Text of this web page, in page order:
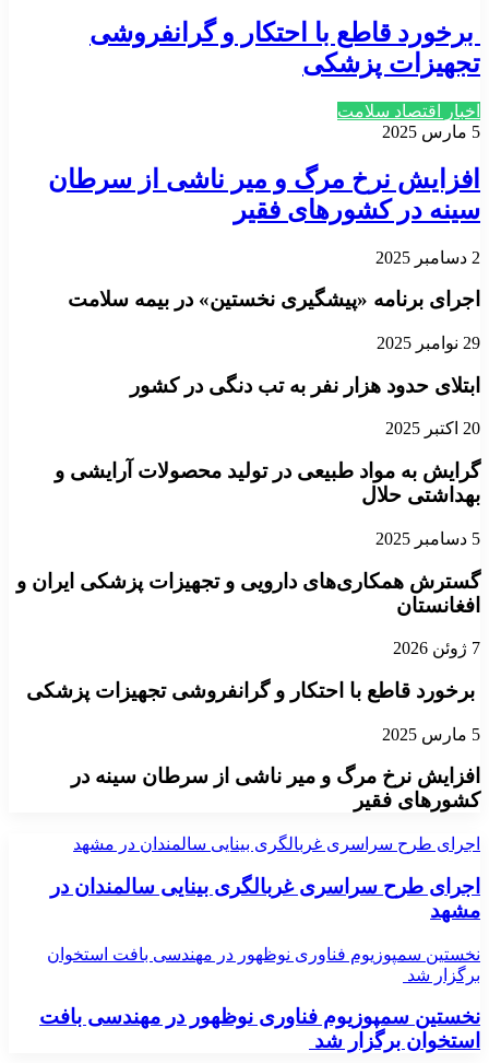
برخورد قاطع با احتکار و گرانفروشی
تجهیزات پزشکی
اخبار اقتصاد سلامت
5 مارس 2025
افزایش نرخ مرگ و میر ناشی از سرطان
سینه در کشورهای فقیر
2 دسامبر 2025
اجرای برنامه «پیشگیری نخستین» در بیمه سلامت
29 نوامبر 2025
ابتلای حدود هزار نفر به تب دنگی در کشور
20 اکتبر 2025
گرایش به مواد طبیعی در تولید محصولات آرایشی و
بهداشتی حلال
5 دسامبر 2025
گسترش همکاری‌های دارویی و تجهیزات پزشکی ایران و
افغانستان
7 ژوئن 2026
برخورد قاطع با احتکار و گرانفروشی تجهیزات پزشکی
5 مارس 2025
افزایش نرخ مرگ و میر ناشی از سرطان سینه در
کشورهای فقیر
اجرای طرح سراسری غربالگری بینایی سالمندان در مشهد
اجرای طرح سراسری غربالگری بینایی سالمندان در
مشهد
نخستین سمپوزیوم فناوری نوظهور در مهندسی بافت استخوان
برگزار شد
نخستین سمپوزیوم فناوری نوظهور در مهندسی بافت
استخوان برگزار شد